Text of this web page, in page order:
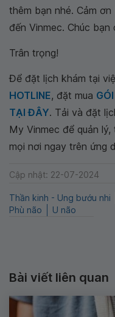
thêm bạn nhé. Cảm
đến Vinmec. Chúc
Trân trọng!
Để đặt lịch khám tại
HOTLINE, đặt mua
TẠI ĐÂY. Tải và đặt
My Vinmec để quản
mọi nơi ngay trên ứng
Cập nhật: 22-07-2024
Thần kinh - Ung bướu nhi
Phù não
U não
Bài viết liên quan